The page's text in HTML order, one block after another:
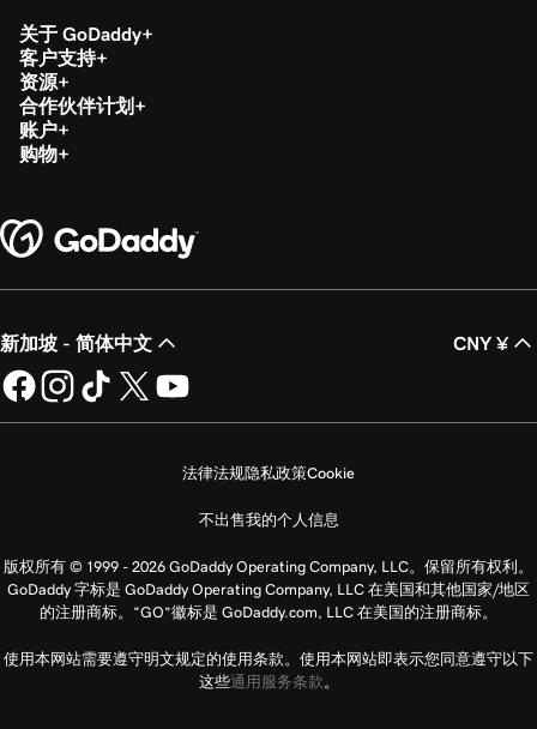
关于 GoDaddy
客户支持
资源
合作伙伴计划
账户
购物
新加坡 - 简体中文 CNY ¥
法律法规隐私政策Cookie
不出售我的个人信息
版权所有 © 1999 - 2026 GoDaddy Operating Company, LLC。保留所有权利。
GoDaddy 字标是 GoDaddy Operating Company, LLC 在美国和其他国家/地区
的注册商标。“GO”徽标是 GoDaddy.com, LLC 在美国的注册商标。
使用本网站需要遵守明文规定的使用条款。使用本网站即表示您同意遵守以下
这些通用服务条款 。